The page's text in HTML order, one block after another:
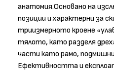
анатомия.Основано на
позиции и характерни за
триизмерното кроене
тялото, като разделя
части като рамо,
Ефективността и